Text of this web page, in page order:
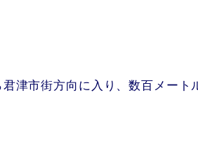
津市街方向に入り、数百メート